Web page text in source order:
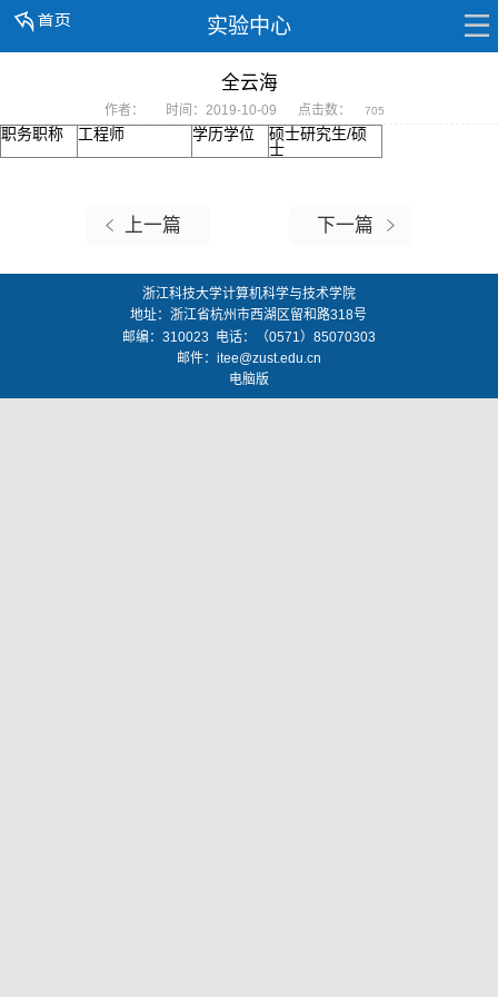
实验中心
全云海
作者： 时间：2019-10-09 点击数： 705
职务职称 工程师 学历学位
硕士研究生/硕
士
上一篇 下一篇
浙江科技大学计算机科学与技术学院
地址：浙江省杭州市西湖区留和路318号
邮编： 310023 电话：（0571）85070303
邮件： itee@zust.edu.cn
电脑版